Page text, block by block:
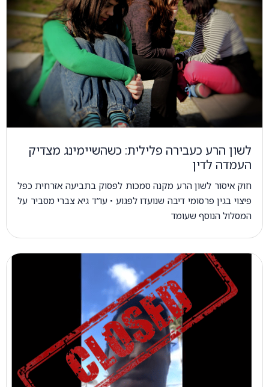
לשון הרע כעבירה פלילית: כשהשיימינג מצדיק
העמדה לדין
חוק איסור לשון הרע מקנה סמכות לפסוק בתביעה אזרחית כפל
פיצוי בגין פרסומי דיבה שנועדו לפגוע • עו”ד גיא צברי מסביר על
המסלול הנוסף שעומד